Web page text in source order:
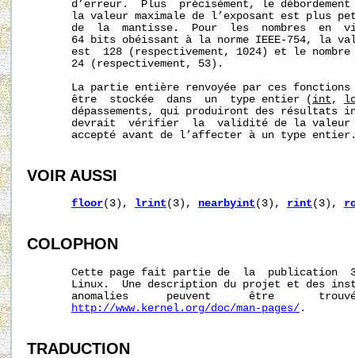
d’erreur.  Plus  précisément, le
la valeur maximale de l’exposant est plus
de  la  mantisse.  Pour  les  nombres  en
64 bits obéissant à la norme IEEE-754, la
est  128 (respectivement, 1024) et le
       24 (respectivement, 53).
La partie entière renvoyée par ces
       être  stockée  dans  un  type entier (
int ,
dépassements, qui produiront des résultats
devrait  vérifier  la  validité de la
accepté avant de l’affecter à un type
VOIR AUSSI
floor(3), lrint (3), nearbyint (3), rint (3),
COLOPHON
Cette page fait partie de  la  publication
Linux.  Une description du projet et des
anomalies      peuvent      être
http://www.kernel.org/doc/man-pages/ .
TRADUCTION